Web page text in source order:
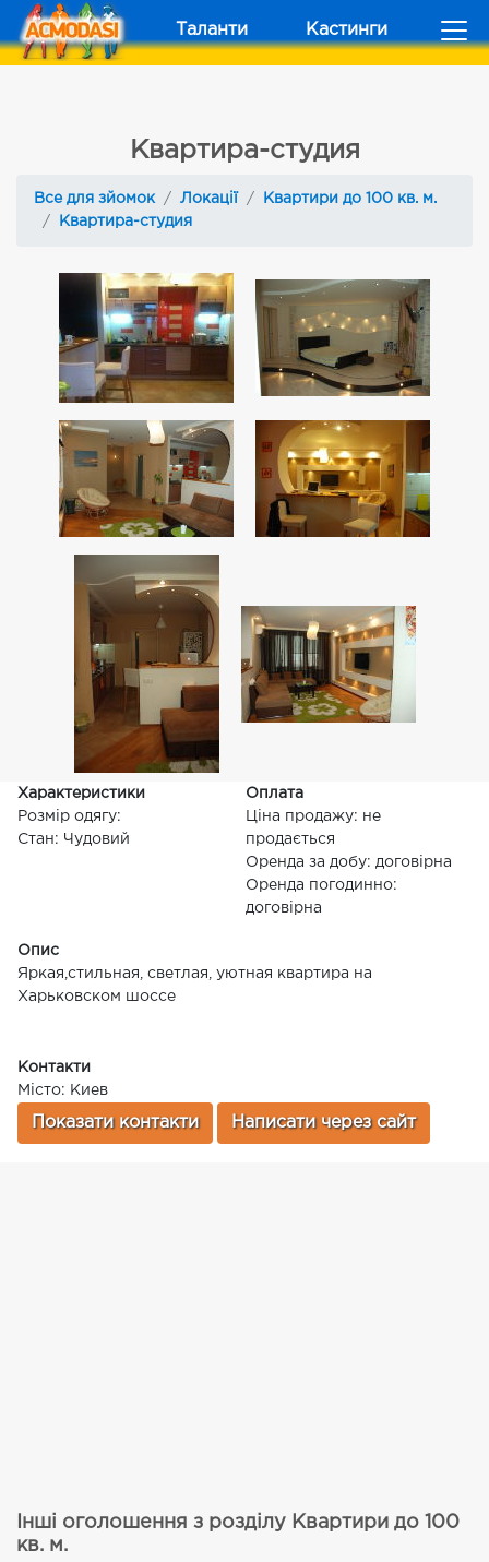
Таланти Кастинги
Квартира-студия
Все для зйомок Локації
Квартири до 100 кв. м.
Квартира-студия
Характеристики
Розмір одягу:
Стан: Чудовий
Оплата
Ціна продажу: не
продається
Оренда за добу: договірна
Оренда погодинно:
договірна
Опис
Яркая,стильная, светлая, уютная квартира на
Харьковском шоссе
Контакти
Місто: Киев
Показати контакти Написати через сайт
Інші оголошення з розділу Квартири до 100
кв. м.